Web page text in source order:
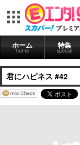
ホーム
home
特集
special
君にハピネス #42